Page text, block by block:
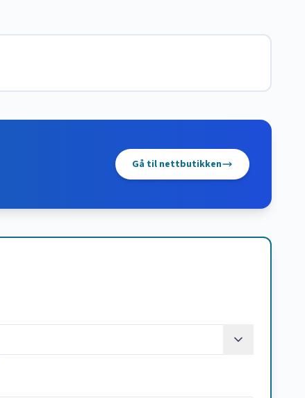
Gå til nettbutikken